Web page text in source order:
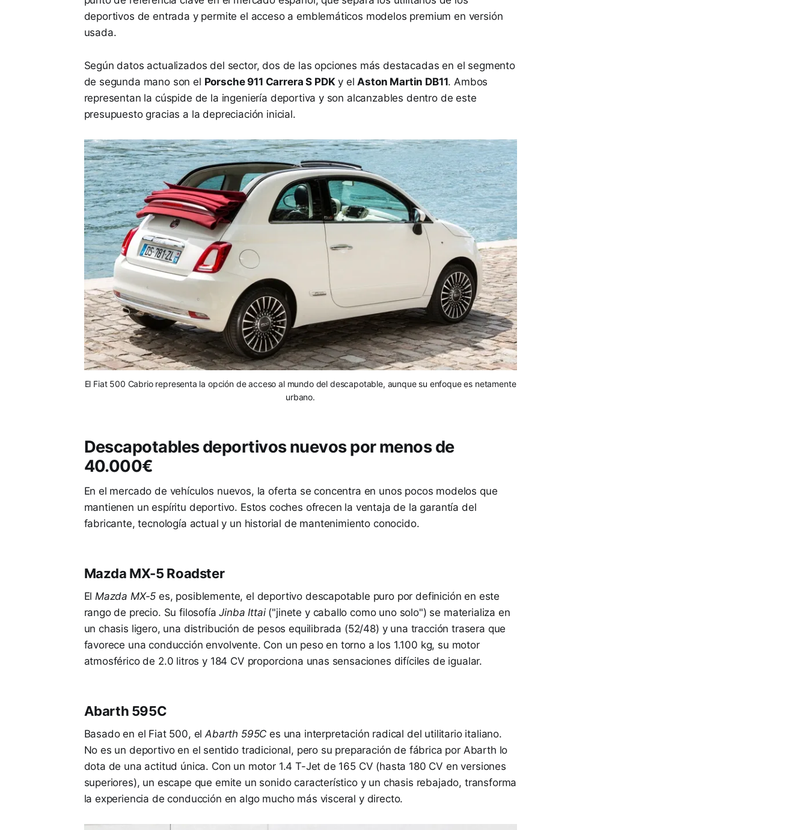
deportivos de entrada y permite el acceso a emblemáticos modelos premium en versión
usada.
Según datos actualizados del sector, dos de las opciones más destacadas en el segmento
de segunda mano son el Porsche 911 Carrera S PDKy el Aston Martin DB11. Ambos
representan la cúspide de la ingeniería deportiva y son alcanzables dentro de este
presupuesto gracias a la depreciación inicial.
El Fiat 500 Cabrio representa la opción de acceso al mundo del descapotable, aunque su enfoque es netamente
urbano.
Descapotables deportivos nuevos por menos de
40.000€
En el mercado de vehículos nuevos, la oferta se concentra en unos pocos modelos que
mantienen un espíritu deportivo. Estos coches ofrecen la ventaja de la garantía del
fabricante, tecnología actual y un historial de mantenimiento conocido.
Mazda MX-5 Roadster
El Mazda MX-5 es, posiblemente, el deportivo descapotable puro por definición en este
rango de precio. Su filosofíaJinba Ittai("jinete y caballo como uno solo") se materializa en
un chasis ligero, una distribución de pesos equilibrada (52/48) y una tracción trasera que
favorece una conducción envolvente. Con un peso en torno a los 1.100 kg, su motor
atmosférico de 2.0 litros y 184 CV proporciona unas sensaciones difíciles de igualar.
Abarth 595C
Basado en el Fiat 500, elAbarth 595C es una interpretación radical del utilitario italiano.
No es un deportivo en el sentido tradicional, pero su preparación de fábrica por Abarth lo
dota de una actitud única. Con un motor 1.4 T-Jet de 165 CV (hasta 180 CV en versiones
superiores), un escape que emite un sonido característico y un chasis rebajado, transforma
la experiencia de conducción en algo mucho más visceral y directo.